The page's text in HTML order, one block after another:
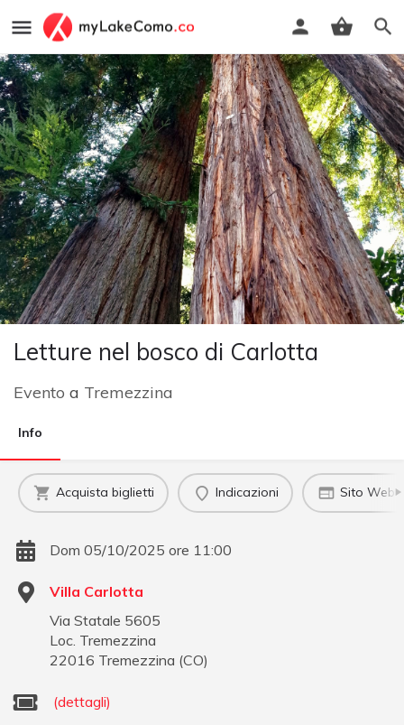
Letture nel bosco di Carlotta
Evento a Tremezzina
Info
Acquista biglietti Indicazioni Sito Web
Dom 05/10/2025 ore 11:00
Villa Carlotta
Via Statale 5605
Loc. Tremezzina
22016 Tremezzina (CO)
(dettagli)